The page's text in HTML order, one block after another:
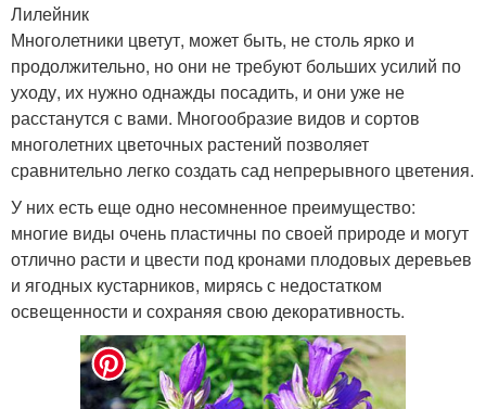
Лилейник
Многолетники цветут, может быть, не столь ярко и
продолжительно, но они не требуют больших усилий по
уходу, их нужно однажды посадить, и они уже не
расстанутся с вами. Многообразие видов и сортов
многолетних цветочных растений позволяет
сравнительно легко создать сад непрерывного цветения.
У них есть еще одно несомненное преимущество:
многие виды очень пластичны по своей природе и могут
отлично расти и цвести под кронами плодовых деревьев
и ягодных кустарников, мирясь с недостатком
освещенности и сохраняя свою декоративность.